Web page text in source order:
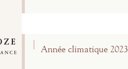
Année climatique 2023